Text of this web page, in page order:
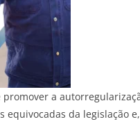
a
da legislação